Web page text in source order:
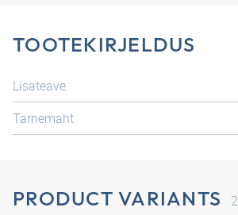
TOOTEKIRJELDUS
Lisateave
Tarnemaht
PRODUCT VARIANTS 2